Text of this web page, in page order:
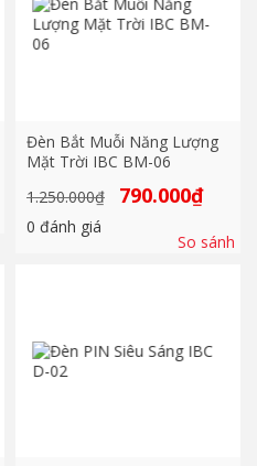
Đèn Bắt Muỗi Năng Lượng
Mặt Trời IBC BM-06
1.250.000₫
Giá
gốc
1.250.000₫.
790.000₫Giá
là:
0 đánh giá
So sánh